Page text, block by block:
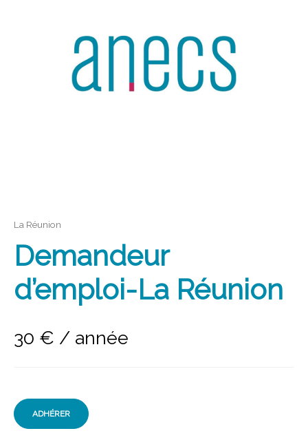
La Réunion
Demandeur
d’emploi-La Réunion
30 € / année
ADHÉRER